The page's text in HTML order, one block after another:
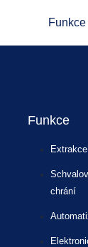
Funkce
access
Funkce
chrání